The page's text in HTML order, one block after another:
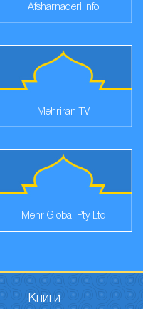
Afsharnaderi.info
Mehriran TV
Mehr Global Pty Ltd
Книги